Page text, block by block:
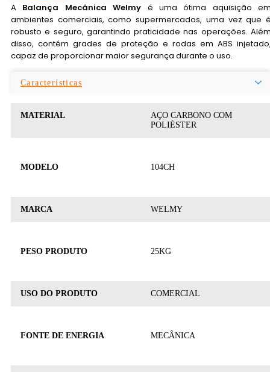
A Balança Mecânica Welmy é uma ótima aquisição
ambientes comerciais, como supermercados, uma vez que
robusto e seguro, garantindo praticidade nas operações.
disso, contém grades de proteção e rodas em ABS
capaz de proporcionar maior segurança durante o uso.
Características
MATERIAL
AÇO CARBONO COM
POLIÉSTER
MODELO 104CH
MARCA WELMY
PESO PRODUTO 25KG
USO DO PRODUTO COMERCIAL
FONTE DE ENERGIA MECÂNICA